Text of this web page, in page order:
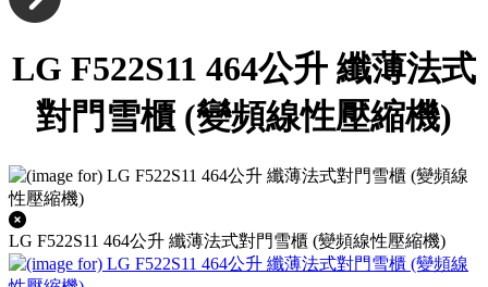
LG F522S11 464公升 纖薄法式
對門雪櫃 (變頻線性壓縮機)
LG F522S11 464公升 纖薄法式對門雪櫃 (變頻線性壓縮機)